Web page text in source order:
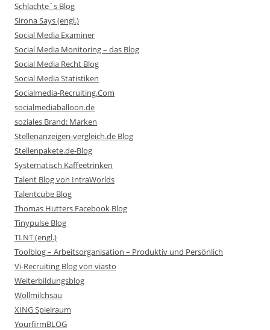
Schlachte´s Blog
Sirona Says (engl.)
Social Media Examiner
Social Media Monitoring – das Blog
Social Media Recht Blog
Social Media Statistiken
Socialmedia-Recruiting.Com
socialmediaballoon.de
soziales Brand: Marken
Stellenanzeigen-vergleich.de Blog
Stellenpakete.de-Blog
Systematisch Kaffeetrinken
Talent Blog von IntraWorlds
Talentcube Blog
Thomas Hutters Facebook Blog
Tinypulse Blog
TLNT (engl.)
Toolblog – Arbeitsorganisation – Produktiv und Persönlich
Vi-Recruiting Blog von viasto
Weiterbildungsblog
Wollmilchsau
XING Spielraum
YourfirmBLOG